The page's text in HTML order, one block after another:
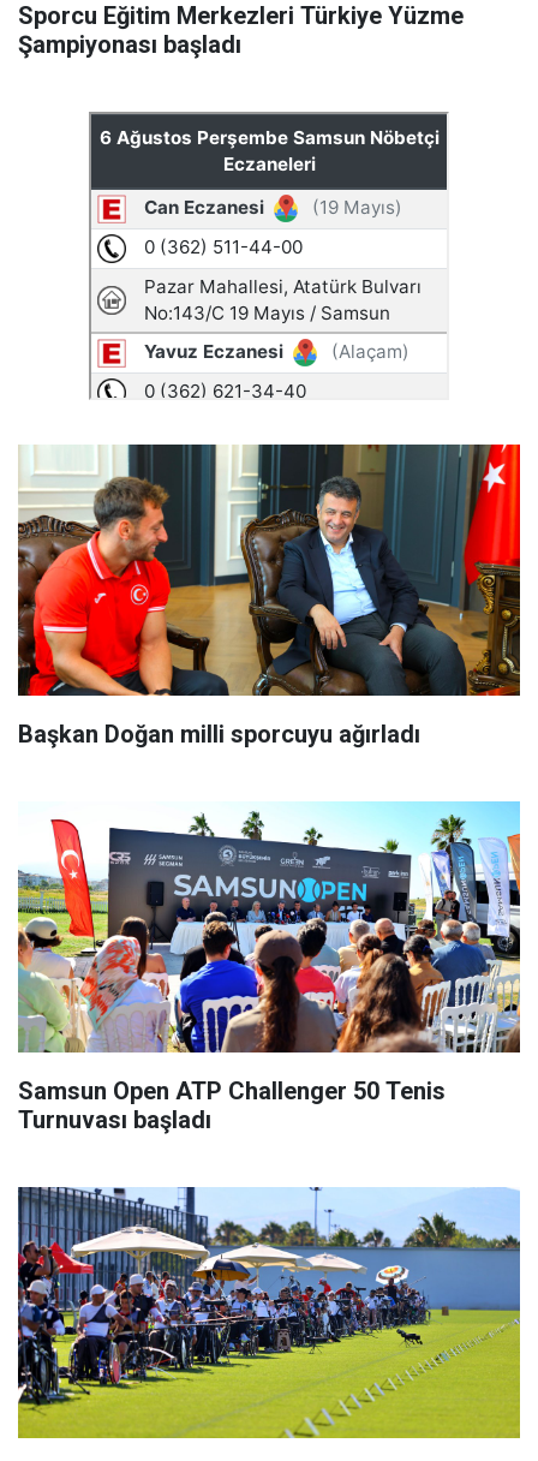
Sporcu Eğitim Merkezleri Türkiye Yüzme
Şampiyonası başladı
Başkan Doğan milli sporcuyu ağırladı
Samsun Open ATP Challenger 50 Tenis
Turnuvası başladı